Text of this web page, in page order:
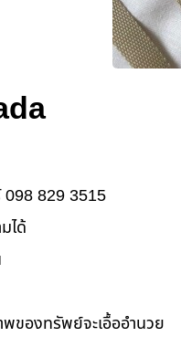
098 829 3515
ได้
พของทรัพย์จะเอื้ออำนวย